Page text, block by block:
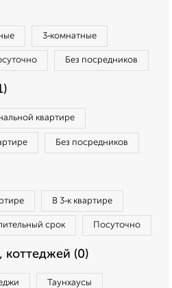
3‑комнатные
Без посредников
квартире
Без посредников
В 3‑к квартире
срок Посуточно
коттеджей (0)
Таунхаусы